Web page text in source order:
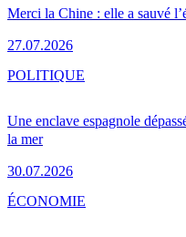
Merci la Chine : elle a sauvé
27.07.2026
Une enclave espagnole
la mer
30.07.2026
POLITIQUE
ÉCONOMIE